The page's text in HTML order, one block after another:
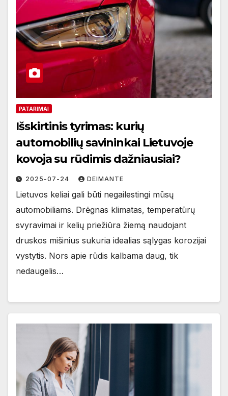
PATARIMAI
Išskirtinis tyrimas: kurių
automobilių savininkai Lietuvoje
kovoja su rūdimis dažniausiai?
2025-07-24 DEIMANTE
Lietuvos keliai gali būti negailestingi mūsų
automobiliams. Drėgnas klimatas, temperatūrų
svyravimai ir kelių priežiūra žiemą naudojant
druskos mišinius sukuria idealias sąlygas korozijai
vystytis. Nors apie rūdis kalbama daug, tik
nedaugelis…